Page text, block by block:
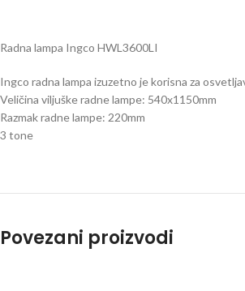
Radna lampa Ingco HWL3600LI
Ingco radna lampa izuzetno je korisna za
Veličina viljuške radne lampe: 540x1150mm
Razmak radne lampe: 220mm
3 tone
Povezani proizvodi